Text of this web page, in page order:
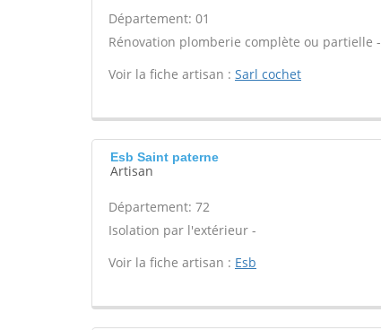
Département: 01
Rénovation plomberie complète ou partielle -
Voir la fiche artisan : Sarl cochet
Esb Saint paterne
Artisan
Département: 72
Isolation par l'extérieur -
Voir la fiche artisan : Esb